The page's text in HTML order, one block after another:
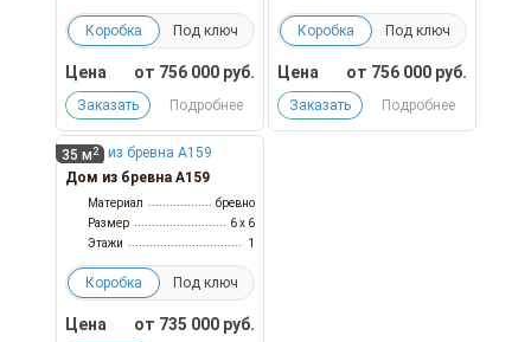
Коробка Под ключ
Цена от 756 000руб.
Заказать Подробнее
Коробка Под ключ
Цена от 756 000руб.
Заказать Подробнее
35 м 2
Дом из бревна А159
Материал
бревно
Размер
6 x 6
Этажи
1
Коробка Под ключ
Цена от 735 000руб.